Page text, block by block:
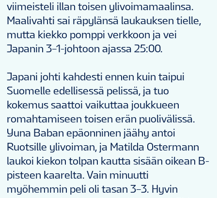
viimeisteli illan toisen ylivoimamaalinsa.
Maalivahti sai räpylänsä laukauksen tielle,
mutta kiekko pomppi verkkoon ja vei
Japanin 3–1-johtoon ajassa 25:00.
Japani johti kahdesti ennen kuin taipui
Suomelle edellisessä pelissä, ja tuo
kokemus saattoi vaikuttaa joukkueen
romahtamiseen toisen erän puolivälissä.
Yuna Baban epäonninen jäähy antoi
Ruotsille ylivoiman, ja Matilda Ostermann
laukoi kiekon tolpan kautta sisään oikean B-
pisteen kaarelta. Vain minuutti
myöhemmin peli oli tasan 3–3. Hyvin